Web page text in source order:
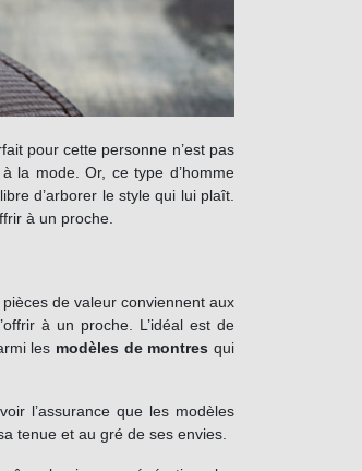
pour cette personne n’est pas
la mode. Or, ce type d’homme
d’arborer le style qui lui plaît.
à un proche.
de valeur conviennent aux
à un proche. L’idéal est de
les modèles de montres qui
l’assurance que les modèles
tenue et au gré de ses envies.